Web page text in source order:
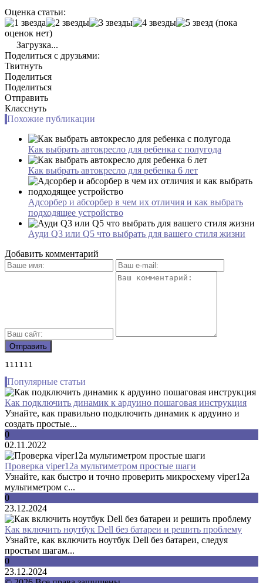
Оценка статьи:
(пока
оценок нет)
Загрузка...
Поделиться с друзьями:
Твитнуть
Поделиться
Поделиться
Отправить
Класснуть
Похожие публикации
Как выбрать автокресло для ребенка с полугода
Как выбрать автокресло для ребенка 6 лет
Адсорбер и абсорбер в чем их отличия и как выбрать
подходящее устройство
Ауди Q3 или Q5 что выбрать для вашего стиля жизни
Добавить комментарий
111111
Популярные статьи
Как подключить динамик к ардуино пошаговая инструкция
Узнайте, как правильно подключить динамик к ардуино и
создать простые...
0
02.11.2022
Проверка viper12a мультиметром простые шаги
Узнайте, как быстро и точно проверить микросхему viper12a
мультиметром с...
0
23.12.2024
Как включить ноутбук Dell без батареи и решить проблему
Узнайте, как включить ноутбук Dell без батареи, следуя
простым шагам...
0
23.12.2024